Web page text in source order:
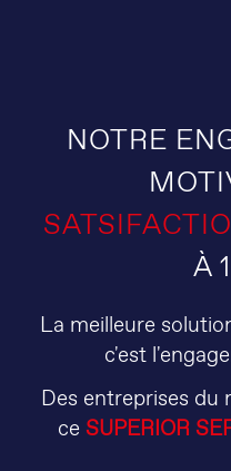
NOTRE
À
La meilleure
c'est
Des entreprises du
ce SUPERIOR